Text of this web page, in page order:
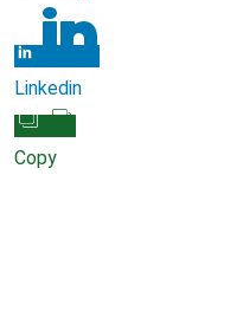
Linkedin
Copy